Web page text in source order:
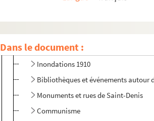
Dans le document :
Mouvements sociaux
Evénements sportifs et culturels
Inondations 1910
Bibliothèques et événements autour
Monuments et rues de Saint-Denis
Communisme